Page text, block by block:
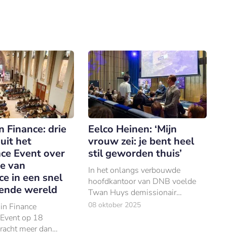
Finance: drie
het
Event over
van
in een snel
wereld
Finance
op 18
meer dan
Eelco Heinen: ‘Mijn
vrouw zei: je bent heel
stil geworden thuis’
In het onlangs verbouwde
hoofdkantoor van DNB voelde
Twan Huys demissionair
minister van Financiën Eelco
08 oktober 2025